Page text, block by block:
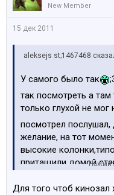
New Member
15 дек 2011
aleksejs st;1467468
У самого было так
так посмотреть а
только глухой не
посмотрел послушал,
желание, на тот
высокие
притащили домой
фронт,низкие
Для того чтоб